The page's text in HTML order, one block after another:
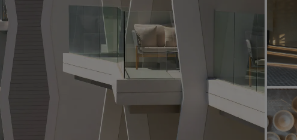
中国の関連ブランド